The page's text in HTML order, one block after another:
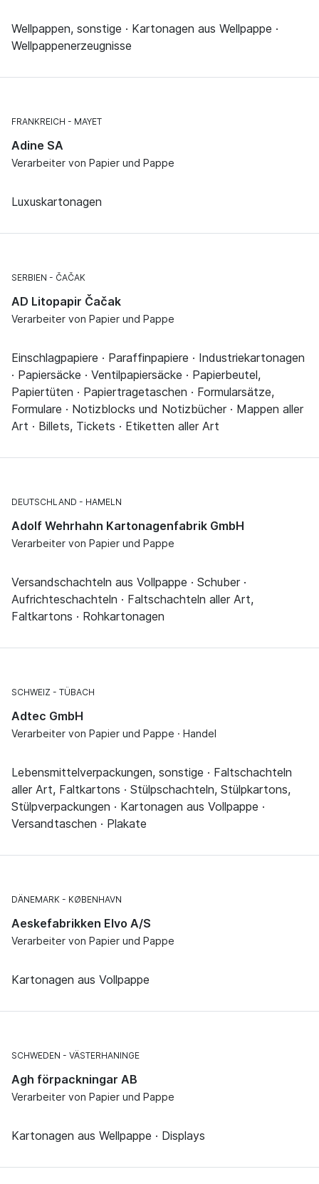
Wellpappen, sonstige · Kartonagen aus Wellpappe ·
Wellpappenerzeugnisse
FRANKREICH MAYET
Adine SA
Verarbeiter von Papier und Pappe
Luxuskartonagen
SERBIEN ČAČAK
AD Litopapir Čačak
Verarbeiter von Papier und Pappe
Einschlagpapiere · Paraffinpapiere · Industriekartonagen
· Papiersäcke · Ventilpapiersäcke · Papierbeutel,
Papiertüten · Papiertragetaschen · Formularsätze,
Formulare · Notizblocks und Notizbücher · Mappen aller
Art · Billets, Tickets · Etiketten aller Art
DEUTSCHLAND HAMELN
Adolf Wehrhahn Kartonagenfabrik GmbH
Verarbeiter von Papier und Pappe
Versandschachteln aus Vollpappe · Schuber ·
Aufrichteschachteln · Faltschachteln aller Art,
Faltkartons · Rohkartonagen
SCHWEIZ TÜBACH
Adtec GmbH
Verarbeiter von Papier und Pappe · Handel
Lebensmittelverpackungen, sonstige · Faltschachteln
aller Art, Faltkartons · Stülpschachteln, Stülpkartons,
Stülpverpackungen · Kartonagen aus Vollpappe ·
Versandtaschen · Plakate
DÄNEMARK KØBENHAVN
Aeskefabrikken Elvo A/S
Verarbeiter von Papier und Pappe
Kartonagen aus Vollpappe
SCHWEDEN VÄSTERHANINGE
Agh förpackningar AB
Verarbeiter von Papier und Pappe
Kartonagen aus Wellpappe · Displays